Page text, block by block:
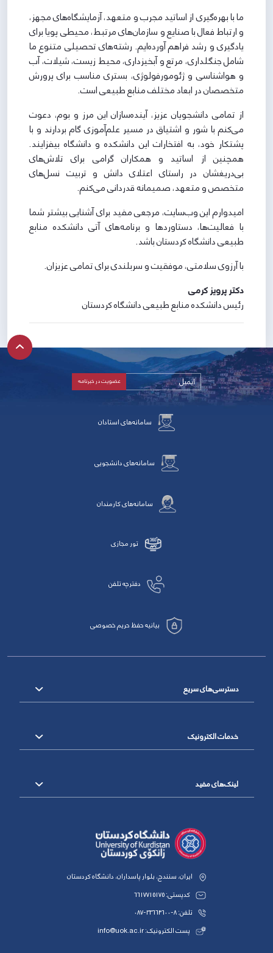
ما با بهره‌گیری از اساتید مجرب و متعهد، آزمایشگاه‌های مجهز،
و ارتباط فعال با صنایع و سازمان‌های مرتبط، محیطی پویا برای
یادگیری و رشد فراهم آورده‌ایم. رشته‌های تحصیلی متنوع ما
شامل جنگلداری، مرتع و آبخیزداری، محیط زیست، شیلات، آب
و هواشناسی و ژئومورفولوژی، بستری مناسب برای پرورش
متخصصان در ابعاد مختلف منابع طبیعی است.
از تمامی دانشجویان عزیز، آینده‌سازان این مرز و بوم، دعوت
می‌کنم با شور و اشتیاق در مسیر علم‌آموزی گام بردارند و با
پشتکار خود، به افتخارات این دانشکده و دانشگاه بیفزایند.
همچنین از اساتید و همکاران گرامی برای تلاش‌های
بی‌دریغشان در راستای اعتلای دانش و تربیت نسل‌های
متخصص و متعهد، صمیمانه قدردانی می‌کنم.
امیدوارم این وب‌سایت، مرجعی مفید برای آشنایی بیشتر شما
با فعالیت‌ها، دستاوردها و برنامه‌های آتی دانشکده منابع
طبیعی دانشگاه کردستان باشد.
با آرزوی سلامتی، موفقیت و سربلندی برای تمامی عزیزان.
دکتر پرویز کرمی
رئیس دانشکده منابع طبیعی دانشگاه کردستان
سامانه‌های استادان
سامانه‌های دانشجویی
سامانه‌های کارمندان
تور مجازی
دفترچه تلفن
بیانیه حفظ حریم خصوصی
دسترسی‌های سریع
خدمات الکترونیک
لینک‌های مفید
ایران، سنندج، بلوار پاسداران، دانشگاه کردستان
کدپستی: 6617715175
تلفن: 8-33664600-087
پست الکترونیک: info@uok.ac.ir